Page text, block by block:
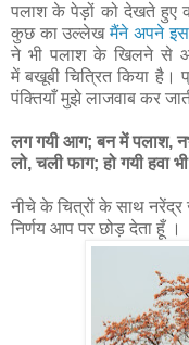
पलाश के पेड़ों को देखते हुए
कुछ का उल्लेखमैंने अपने
ने भी पलाश के खिलने से
में बखूबी चित्रित किया है।
पंक्तियाँ मुझे लाजवाब कर
लग गयी आग; बन में पलाश,
लो, चली फाग; हो गयी हवा
नीचे के चित्रों के साथ नरेंद्र
निर्णय आप पर छोड़ देता हूँ ।